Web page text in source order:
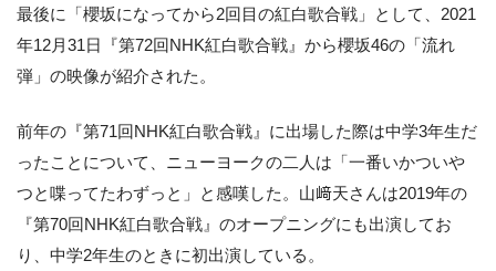
最後に「櫻坂になってから2回目の紅白歌合戦」として、2021
年12月31日『第72回NHK紅白歌合戦』から櫻坂46の「流れ
弾」の映像が紹介された。
前年の『第71回NHK紅白歌合戦』に出場した際は中学3年生だ
ったことについて、ニューヨークの二人は「一番いかついや
つと喋ってたわずっと」と感嘆した。山﨑天さんは2019年の
『第70回NHK紅白歌合戦』のオープニングにも出演してお
り、中学2年生のときに初出演している。